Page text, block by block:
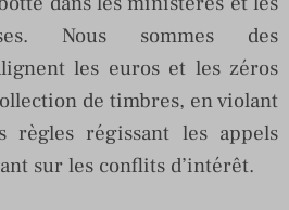
Nous sommes des
les euros et les zéros
de timbres, en violant
règles régissant les appels
sur les conflits d’intérêt.